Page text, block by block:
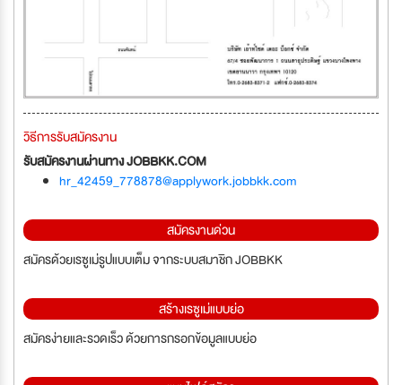
วิธีการรับสมัครงาน
รับสมัครงานผ่านทาง JOBBKK.COM
hr_42459_778878@applywork.jobbkk.com
สมัครงานด่วน
สมัครด้วยเรซูเม่รูปแบบเต็ม จากระบบสมาชิก JOBBKK
สร้างเรซูเม่แบบย่อ
สมัครง่ายและรวดเร็ว ด้วยการกรอกข้อมูลแบบย่อ